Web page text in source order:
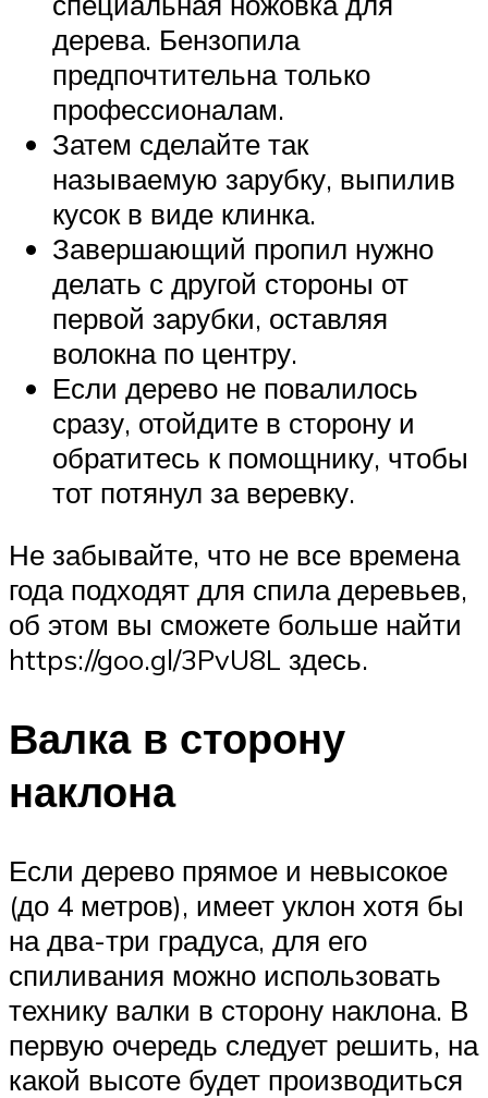
дерева. Бензопила
предпочтительна только
профессионалам.
Затем сделайте так
называемую зарубку, выпилив
кусок в виде клинка.
Завершающий пропил нужно
делать с другой стороны от
первой зарубки, оставляя
волокна по центру.
Если дерево не повалилось
сразу, отойдите в сторону и
обратитесь к помощнику, чтобы
тот потянул за веревку.
Не забывайте, что не все времена
года подходят для спила деревьев,
об этом вы сможете больше найти
https://goo.gl/3PvU8L здесь.
Валка в сторону
наклона
Если дерево прямое и невысокое
(до 4 метров), имеет уклон хотя бы
на два-три градуса, для его
спиливания можно использовать
технику валки в сторону наклона. В
первую очередь следует решить, на
какой высоте будет производиться